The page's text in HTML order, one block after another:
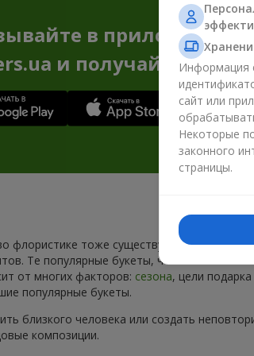
в приложении
и получайте
флористике тоже существуют свои
Те популярные букеты, что сейчас на
от многих факторов: сезона, цели
популярные букеты.
близкого человека или создать
композиции.
Информация
сайт или
Некоторые
законного
страницы.